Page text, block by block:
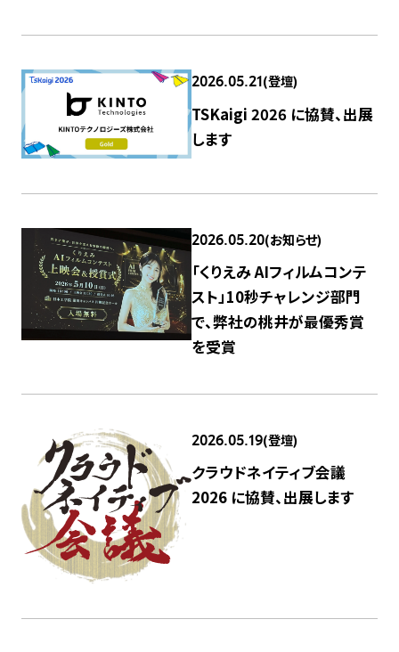
2026.05.21(登壇)
TSKaigi 2026 に協賛、出展
します
2026.05.20(お知らせ)
「くりえみ AIフィルムコンテ
スト」10秒チャレンジ部門
で、弊社の桃井が最優秀賞
を受賞
2026.05.19(登壇)
クラウドネイティブ会議
2026 に協賛、出展します